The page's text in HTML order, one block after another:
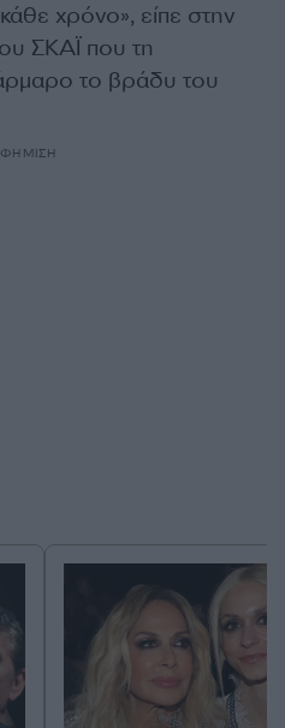
χρόνο», είπε στην
ΣΚΑΪ που τη
το βράδυ του